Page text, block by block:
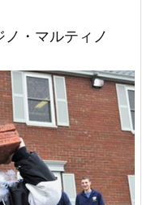
・マルティノ